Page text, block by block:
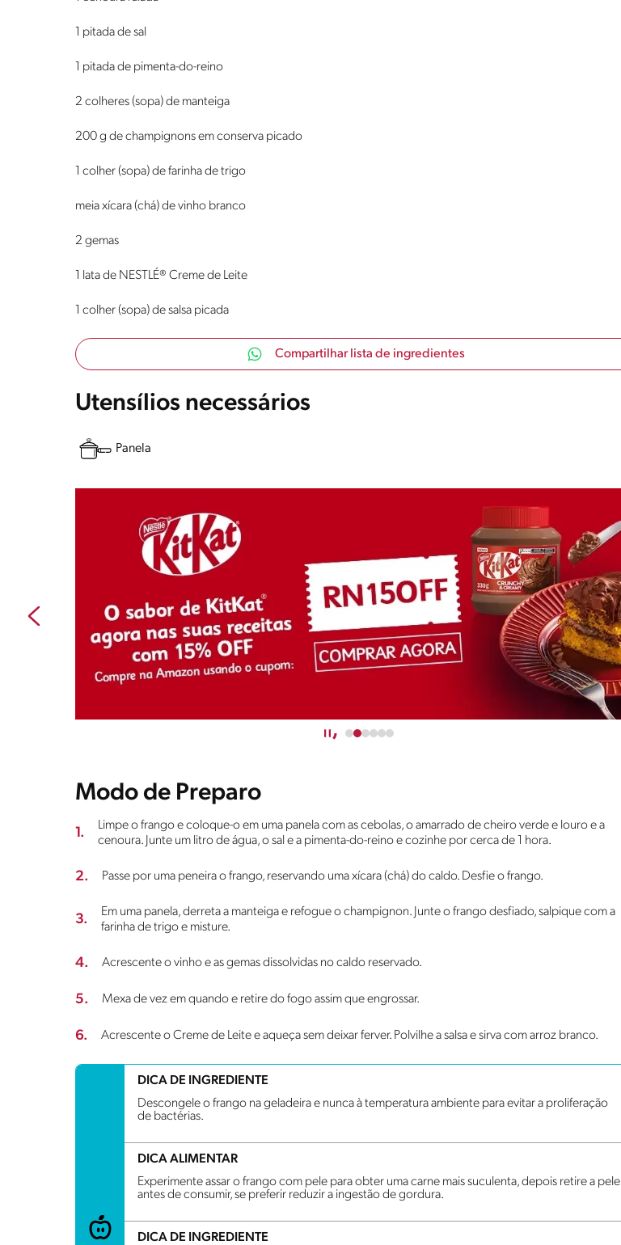
1 pitada de sal
1 pitada de pimenta-do-reino
2 colheres (sopa) de manteiga
200 g de champignons em conserva picado
1 colher (sopa) de farinha de trigo
meia xícara (chá) de vinho branco
2 gemas
1 lata de NESTLÉ® Creme de Leite
1 colher (sopa) de salsa picada
Compartilhar lista de ingredientes
Utensílios necessários
Panela
Modo de Preparo
1.
Limpe o frango e coloque-o em uma panela com as cebolas, o amarrado de cheiro verde e louro e a
cenoura. Junte um litro de água, o sal e a pimenta-do-reino e cozinhe por cerca de 1 hora.
2. Passe por uma peneira o frango, reservando uma xícara (chá) do caldo. Desfie o frango.
3.
Em uma panela, derreta a manteiga e refogue o champignon. Junte o frango desfiado, salpique com a
farinha de trigo e misture.
4. Acrescente o vinho e as gemas dissolvidas no caldo reservado.
5. Mexa de vez em quando e retire do fogo assim que engrossar.
6. Acrescente o Creme de Leite e aqueça sem deixar ferver. Polvilhe a salsa e sirva com arroz branco.
DICA DE INGREDIENTE
Descongele o frango na geladeira e nunca à temperatura ambiente para evitar a proliferação
de bactérias.
DICA ALIMENTAR
Experimente assar o frango com pele para obter uma carne mais suculenta, depois retire a pele
antes de consumir, se preferir reduzir a ingestão de gordura.
DICA DE INGREDIENTE